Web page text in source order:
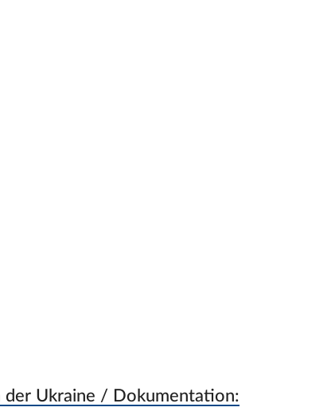
der Ukraine / Dokumentation: